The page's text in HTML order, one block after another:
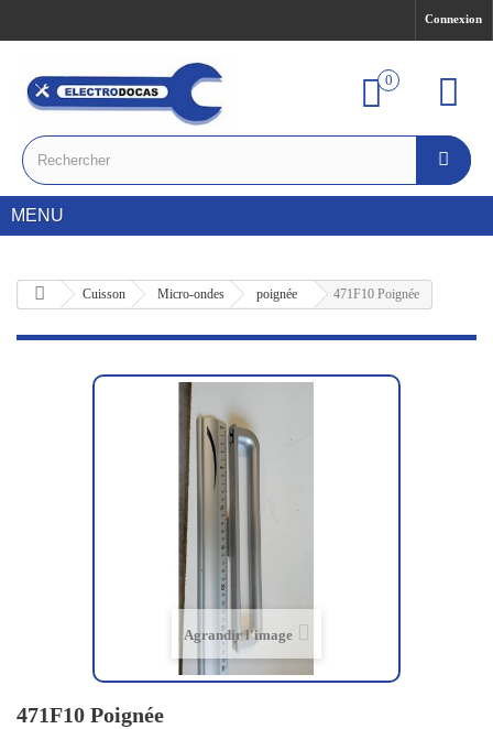
Connexion
0
MENU
Cuisson Micro-ondes poignée 471F10 Poignée
Agrandir l'image
471F10 Poignée